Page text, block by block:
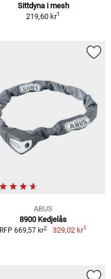
Sittdyna i mesh
219,60 kr1
ABUS
8900 Kedjelås
RFP 669,57 kr2 329,02 kr1